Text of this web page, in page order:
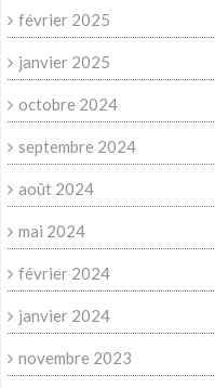
février 2025
janvier 2025
octobre 2024
septembre 2024
août 2024
mai 2024
février 2024
janvier 2024
novembre 2023